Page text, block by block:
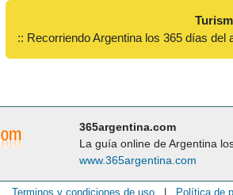
:: Recorriendo Argentina los 365 días del
365argentina.com
La guía online de Argentina
www.365argentina.com
Terminos y condiciones de uso Política de